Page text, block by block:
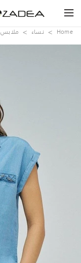
Home نساء ملابس